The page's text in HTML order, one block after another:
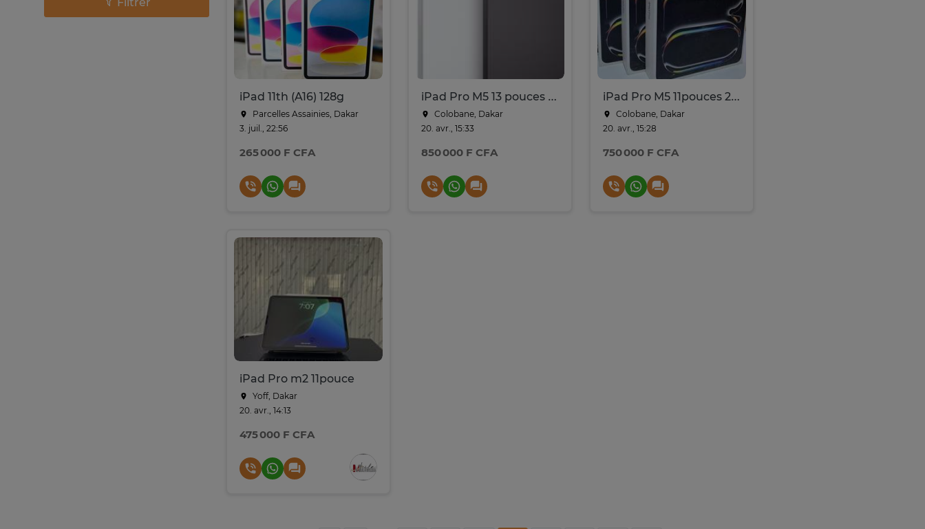
iPad 11th (A16) 128g
Parcelles Assainies, Dakar
3. juil., 22:56
265 000 F CFA
iPad Pro M5 13 pouces WIFI 256 GO
Colobane, Dakar
20. avr., 15:33
850 000 F CFA
iPad Pro M5 11pouces 256GO WIFI
Colobane, Dakar
20. avr., 15:28
750 000 F CFA
iPad Pro m2 11pouce
Yoff, Dakar
20. avr., 14:13
475 000 F CFA